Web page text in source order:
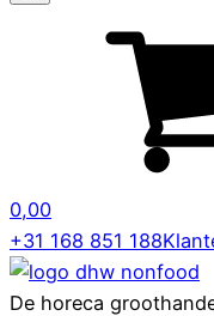
0,00
+31 168 851 188
De horeca